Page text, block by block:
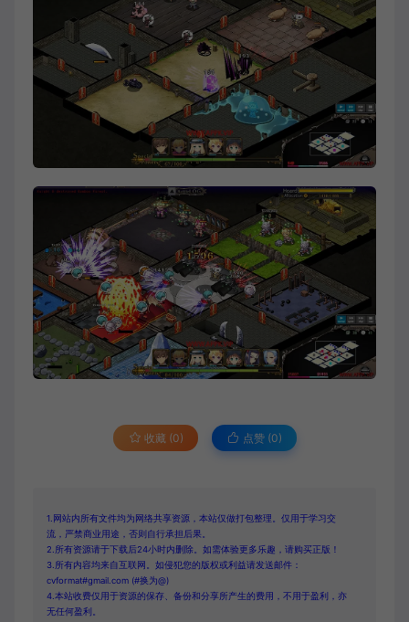
收藏 (0) 点赞 (0)
1.网站内所有文件均为网络共享资源，本站仅做打包整理。仅用于学习交
流，严禁商业用途，否则自行承担后果。
2.所有资源请于下载后24小时内删除。如需体验更多乐趣，请购买正版！
3.所有内容均来自互联网。如侵犯您的版权或利益请发送邮件：
cvformat#gmail.com (#换为@)
4.本站收费仅用于资源的保存、备份和分享所产生的费用，不用于盈利，亦
无任何盈利。